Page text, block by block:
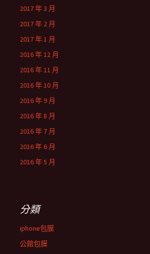
2017 年 3 月
2017 年 2 月
2017 年 1 月
2016 年 12 月
2016 年 11 月
2016 年 10 月
2016 年 9 月
2016 年 8 月
2016 年 7 月
2016 年 6 月
2016 年 5 月
分類
iphone包膜
公館包膜